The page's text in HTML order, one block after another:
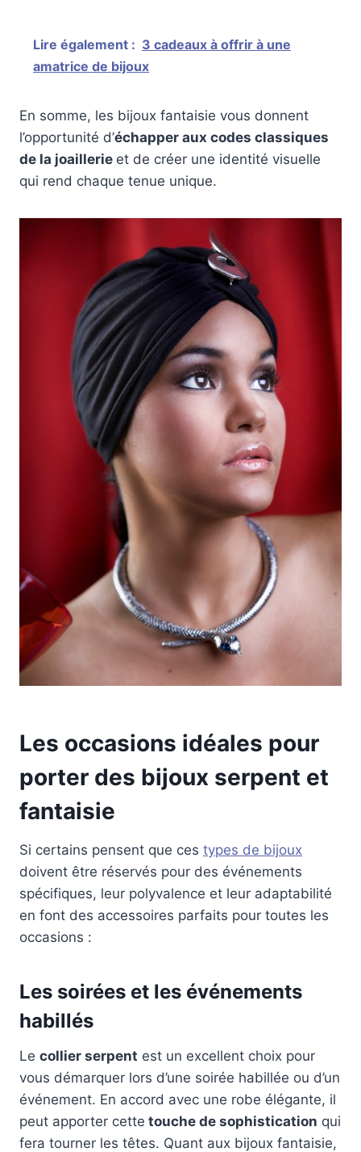
Lire également : 3 cadeaux à offrir à une
amatrice de bijoux
En somme, les bijoux fantaisie vous donnent
l’opportunité d’échapper aux codes classiques
de la joaillerie et de créer une identité visuelle
qui rend chaque tenue unique.
Les occasions idéales pour
porter des bijoux serpent et
fantaisie
Si certains pensent que ces types de bijoux
doivent être réservés pour des événements
spécifiques, leur polyvalence et leur adaptabilité
en font des accessoires parfaits pour toutes les
occasions :
Les soirées et les événements
habillés
Le collier serpent est un excellent choix pour
vous démarquer lors d’une soirée habillée ou d’un
événement. En accord avec une robe élégante, il
peut apporter cette touche de sophistication qui
fera tourner les têtes. Quant aux bijoux fantaisie,